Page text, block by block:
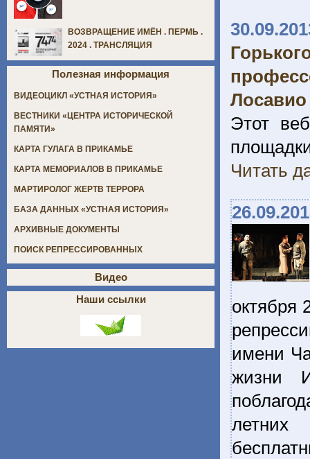
Лосавио
Этот
Читать
октября
имени
жизни
летних
ВОЗВРАЩЕНИЕ ИМЁН . ПЕРМЬ .
2024 . ТРАНСЛЯЦИЯ
Полезная информация
ВИДЕОЦИКЛ «УСТНАЯ ИСТОРИЯ»
ВЕСТНИКИ «ЦЕНТРА ИСТОРИЧЕСКОЙ
ПАМЯТИ»
КАРТА ГУЛАГА В ПРИКАМЬЕ
КАРТА МЕМОРИАЛОВ В ПРИКАМЬЕ
МАРТИРОЛОГ ЖЕРТВ ТЕРРОРА
БАЗА ДАННЫХ «УСТНАЯ ИСТОРИЯ»
АРХИВНЫЕ ДОКУМЕНТЫ
ПОИСК РЕПРЕССИРОВАННЫХ
Видео
Наши ссылки